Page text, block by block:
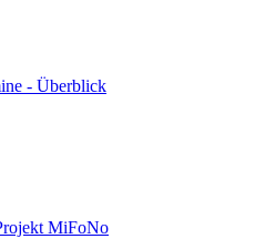
- Überblick
MiFoNo